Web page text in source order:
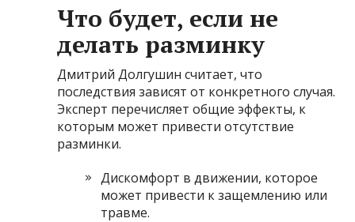
Что будет, если не
делать разминку
Дмитрий Долгушин считает, что
последствия зависят от конкретного случая.
Эксперт перечисляет общие эффекты, к
которым может привести отсутствие
разминки.
Дискомфорт в движении, которое
может привести к защемлению или
травме.